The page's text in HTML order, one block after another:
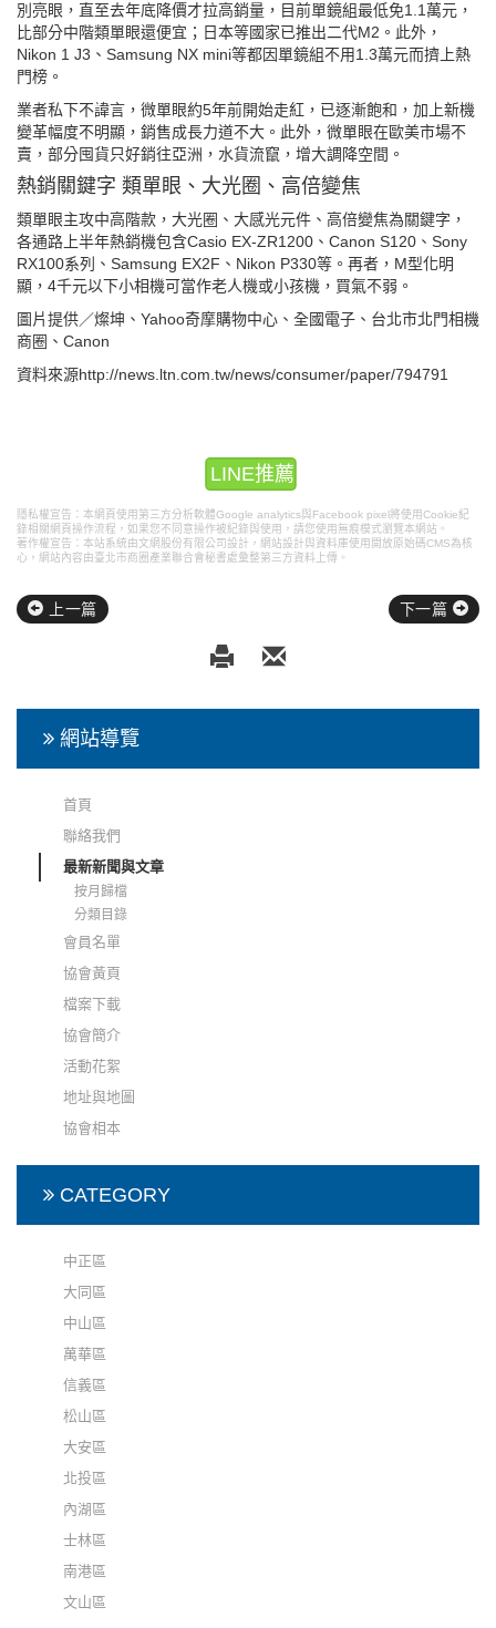
別亮眼，直至去年底降價才拉高銷量，目前單鏡組最低免1.1萬元，
比部分中階類單眼還便宜；日本等國家已推出二代M2。此外，
Nikon 1 J3、Samsung NX mini等都因單鏡組不用1.3萬元而擠上熱
門榜。
業者私下不諱言，微單眼約5年前開始走紅，已逐漸飽和，加上新機
變革幅度不明顯，銷售成長力道不大。此外，微單眼在歐美市場不
賣，部分囤貨只好銷往亞洲，水貨流竄，增大調降空間。
熱銷關鍵字 類單眼、大光圈、高倍變焦
類單眼主攻中高階款，大光圈、大感光元件、高倍變焦為關鍵字，
各通路上半年熱銷機包含Casio EX-ZR1200、Canon S120、Sony
RX100系列、Samsung EX2F、Nikon P330等。再者，M型化明
顯，4千元以下小相機可當作老人機或小孩機，買氣不弱。
圖片提供／燦坤、Yahoo奇摩購物中心、全國電子、台北市北門相機
商圈、Canon
資料來源http://news.ltn.com.tw/news/consumer/paper/794791
LINE推薦
隱私權宣告：本網頁使用第三方分析軟體Google analytics與Facebook pixel將使用Cookie紀
錄相關網頁操作流程，如果您不同意操作被紀錄與使用，請您使用無痕模式瀏覽本網站。
著作權宣告：本站系統由文網股份有限公司設計， 網站設計與資料庫使用開放原始碼CMS為核
心，網站內容由臺北市商圈產業聯合會秘書處彙整第三方資料上傳。
上一篇 下一篇
網站導覽
首頁
聯絡我們
最新新聞與文章
按月歸檔
分類目錄
會員名單
協會黃頁
檔案下載
協會簡介
活動花絮
地址與地圖
協會相本
CATEGORY
中正區
大同區
中山區
萬華區
信義區
松山區
大安區
北投區
內湖區
士林區
南港區
文山區